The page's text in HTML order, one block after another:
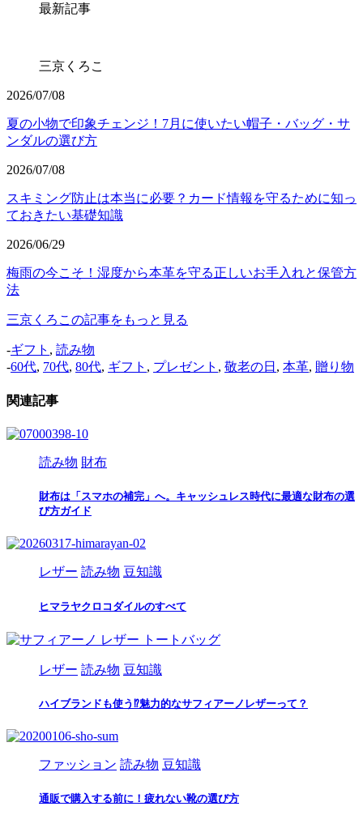
最新記事
三京くろこ
2026/07/08
夏の小物で印象チェンジ！7月に使いたい帽子・バッグ・サ
ンダルの選び方
2026/07/08
スキミング防止は本当に必要？カード情報を守るために知っ
ておきたい基礎知識
2026/06/29
梅雨の今こそ！湿度から本革を守る正しいお手入れと保管方
法
三京くろこの記事をもっと見る
-ギフト , 読み物
-60代, 70代, 80代, ギフト , プレゼント , 敬老の日 , 本革, 贈り物
関連記事
読み物 財布
財布は「スマホの補完」へ。キャッシュレス時代に最適な財布の選
び方ガイド
レザー 読み物 豆知識
ヒマラヤクロコダイルのすべて
レザー 読み物 豆知識
ハイブランドも使う⁉魅力的なサフィアーノレザーって？
ファッション 読み物 豆知識
通販で購入する前に！疲れない靴の選び方